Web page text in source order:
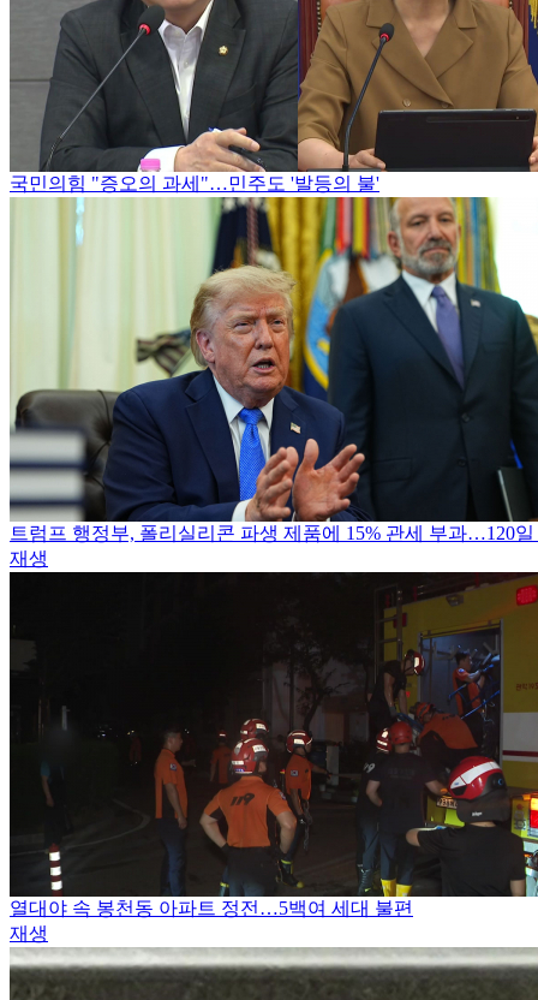
국민의힘 "증오의 과세"…민주도 '발등의 불'
트럼프 행정부, 폴리실리콘 파생 제품에 15% 관세 부과…120
재생
열대야 속 봉천동 아파트 정전…5백여 세대 불편
재생